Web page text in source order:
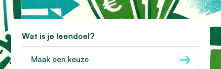
Wat is je leendoel?
Maak een keuze